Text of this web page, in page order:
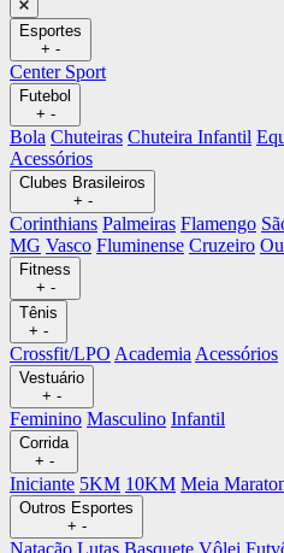
Esportes
+ -
Center Sport
Futebol
+ -
Bola Chuteiras Chuteira Infantil
Acessórios
Clubes Brasileiros
+ -
Corinthians Palmeiras Flamengo
MG Vasco Fluminense Cruzeiro
Fitness
+ -
Tênis
+ -
Crossfit/LPO Academia Acessórios
Vestuário
+ -
Feminino Masculino Infantil
Corrida
+ -
Iniciante 5KM 10KM Meia
Outros Esportes
+ -
Natação Lutas Basquete Vôlei